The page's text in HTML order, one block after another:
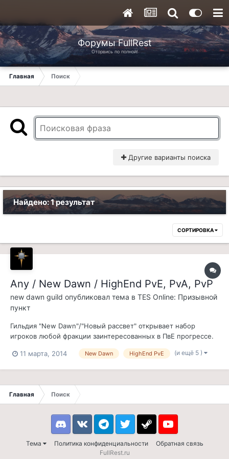
Форумы FullRest
Оторвись по полной!
Главная Поиск
Другие варианты поиска
Найдено: 1 результат
СОРТИРОВКА
Any / New Dawn / HighEnd PvE, PvA, PvP
new dawn guild опубликовал тема в TES Online: Призывной
пункт
Гильдия "New Dawn"/"Новый рассвет" открывает набор
игроков любой фракции заинтересованных в ПвЕ прогрессе.
в кратчайшие сроки Получение максимального количества
11 марта, 2014 New Dawn HighEnd PvE (и ещё 5 )
Главная Поиск
Тема Политика конфиденциальности Обратная связь
DiscordVK TelegramTwitter Steam Youtube
FullRest.ru